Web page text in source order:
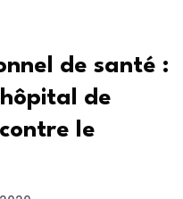
de santé :
de
le